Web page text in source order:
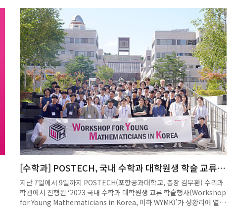
다.
Siegel 문제를 완결 지은 것으로 평가받고 있다. 2001년 서울대 수학과
학사과정을 마치고 2012년에 Purdue 대학에서 박사학위를 취득하였으
며 정수론 분야의 권위자인 Kudla 교수가 재직하고 있는 캐나다 토론토
대학에서 박사후 연구원을 지낸 다음, 교토대학 수학과에서 JSPS
Postdoctoral Fellow로 재직하다가 이번에 포스텍 수학과의 조교수로
근무하게 되었다.
[수학과] POSTECH, 국내 수학과 대학원생 학술 교류
행사 진행
지난 7일에서 9일까지 POSTECH(포항공과대학교, 총장 김무환) 수리과
학관에서 진행된 ‘2023 국내 수학과 대학원생 교류 학술행사(Workshop
for Young Mathematicians in Korea, 이하 WYMK)’가 성황리에 열렸